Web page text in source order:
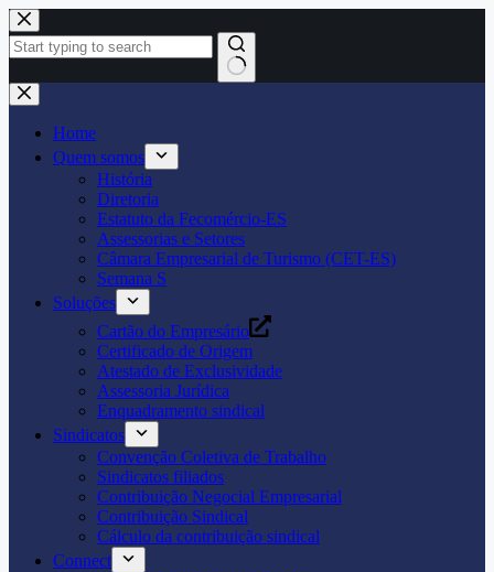
Pular
para
o
Home
Quem somos
História
Diretoria
Estatuto da Fecomércio-ES
Assessorias e Setores
Câmara Empresarial de Turismo (CET-ES)
Semana S
Soluções
Cartão do Empresário
Certificado de Origem
Atestado de Exclusividade
Assessoria Jurídica
Enquadramento sindical
Sindicatos
Convenção Coletiva de Trabalho
Sindicatos filiados
Contribuição Negocial Empresarial
Contribuição Sindical
Cálculo da contribuição sindical
Connect